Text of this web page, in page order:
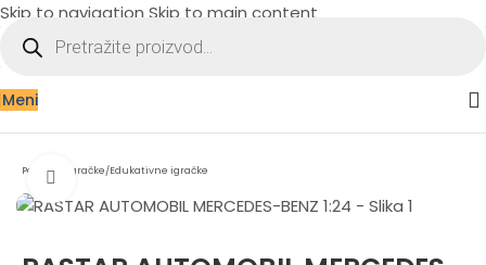
Skip to navigation Skip to main content
Meni
Početna Igračke/Edukativne igračke
Zumiraj sliku